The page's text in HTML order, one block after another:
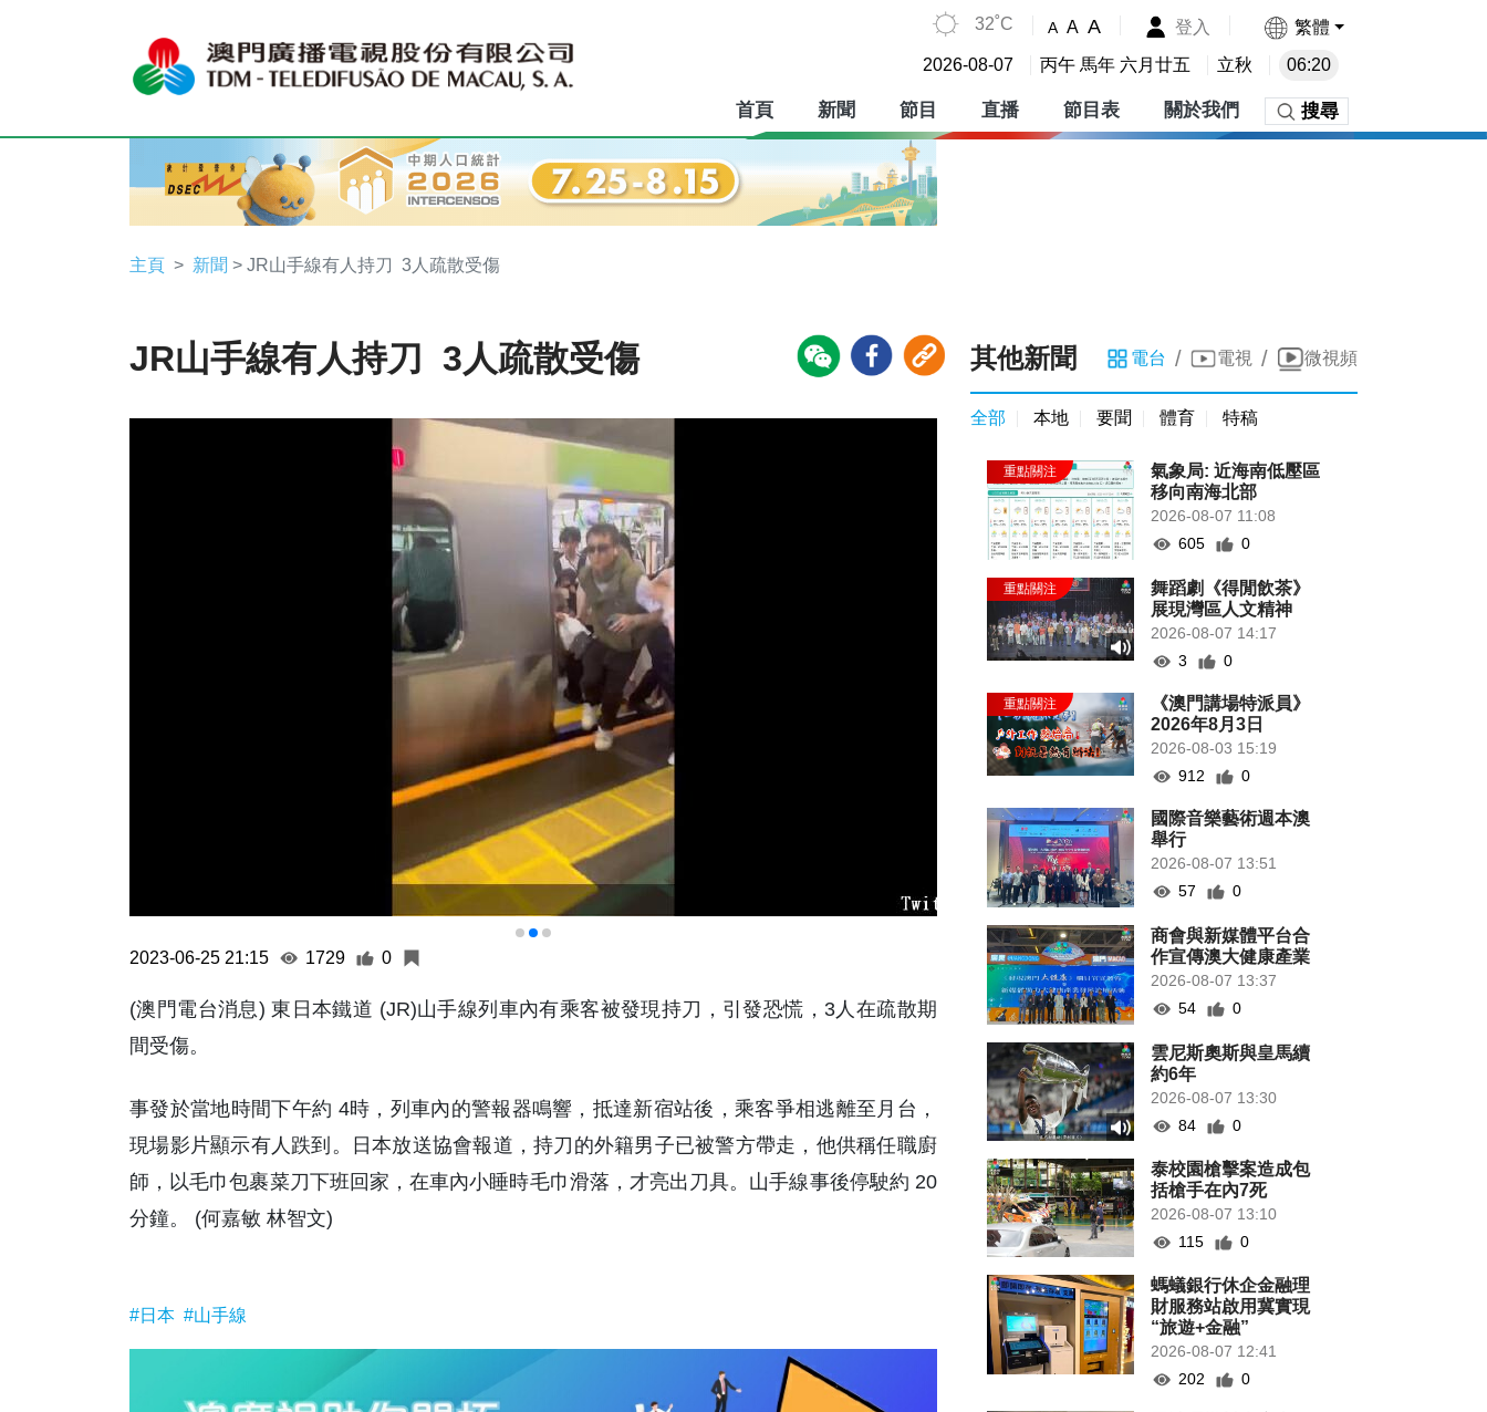
32˚C A A A 登入 繁體
2026-08-07 丙午 馬年 六月廿五 立秋 06:20
首頁 新聞 節目 直播 節目表 關於我們 搜尋
主頁 新聞 > JR山手線有人持刀 3人疏散受傷
JR山手線有人持刀 3人疏散受傷
2023-06-25 21:15 1729 0
(澳門電台消息) 東日本鐵道 (JR)山手線列車內有乘客被發現持刀，引發恐慌，3人在疏散期
間受傷。
事發於當地時間下午約 4時，列車內的警報器鳴響，抵達新宿站後，乘客爭相逃離至月台，
現場影片顯示有人跌到。日本放送協會報道，持刀的外籍男子已被警方帶走，他供稱任職廚
師，以毛巾包裹菜刀下班回家，在車內小睡時毛巾滑落，才亮出刀具。山手線事後停駛約 20
分鐘。 (何嘉敏 林智文)
#日本 #山手線
其他新聞 電台 / 電視 / 微視頻
全部 本地 要聞 體育 特稿
氣象局: 近海南低壓區
移向南海北部
2026-08-07 11:08
605
0
舞蹈劇《得閒飲茶》
展現灣區人文精神
2026-08-07 14:17
3
0
《澳門講場特派員》
2026年8月3日
2026-08-03 15:19
912
0
國際音樂藝術週本澳
舉行
2026-08-07 13:51
57
0
商會與新媒體平台合
作宣傳澳大健康產業
2026-08-07 13:37
54
0
雲尼斯奧斯與皇馬續
約6年
2026-08-07 13:30
84
0
泰校園槍擊案造成包
括槍手在內7死
2026-08-07 13:10
115
0
螞蟻銀行休企金融理
財服務站啟用冀實現
“旅遊+金融”
2026-08-07 12:41
202
0